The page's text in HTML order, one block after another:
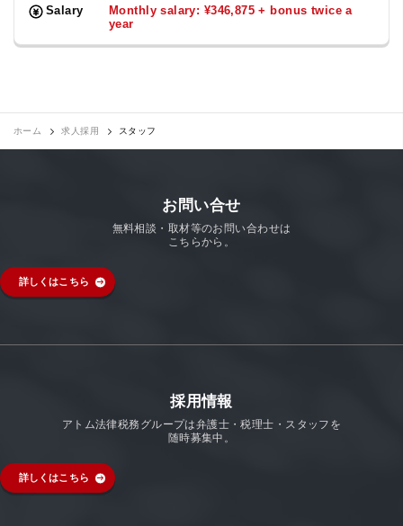
Salary
Monthly salary: ¥346,875 + bonus twice a
year
ホーム 求人採用 スタッフ
お問い合せ
無料相談・取材等のお問い合わせは
こちらから。
詳しくはこちら
採用情報
アトム法律税務グループは弁護士・税理士・スタッフを
随時募集中。
詳しくはこちら